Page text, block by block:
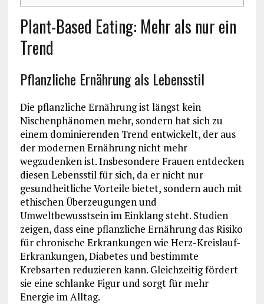
Plant-Based Eating: Mehr als nur ein
Trend
Pflanzliche Ernährung als Lebensstil
Die pflanzliche Ernährung ist längst kein
Nischenphänomen mehr, sondern hat sich zu
einem dominierenden Trend entwickelt, der aus
der modernen Ernährung nicht mehr
wegzudenken ist. Insbesondere Frauen entdecken
diesen Lebensstil für sich, da er nicht nur
gesundheitliche Vorteile bietet, sondern auch mit
ethischen Überzeugungen und
Umweltbewusstsein im Einklang steht. Studien
zeigen, dass eine pflanzliche Ernährung das Risiko
für chronische Erkrankungen wie Herz-Kreislauf-
Erkrankungen, Diabetes und bestimmte
Krebsarten reduzieren kann. Gleichzeitig fördert
sie eine schlanke Figur und sorgt für mehr
Energie im Alltag.